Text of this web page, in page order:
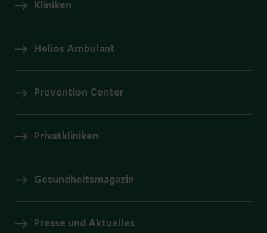
Kliniken
Helios Ambulant
Prevention Center
Privatkliniken
Gesundheitsmagazin
Presse und Aktuelles